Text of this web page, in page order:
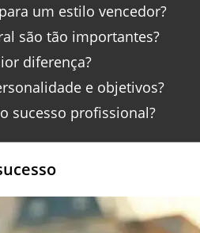
um estilo vencedor?
são tão importantes?
diferença?
e objetivos?
sucesso profissional?